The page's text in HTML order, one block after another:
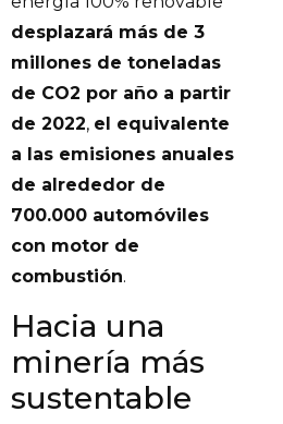
desplazará más de 3
millones de toneladas
de CO2 por año a partir
de 2022, el equivalente
a las emisiones anuales
de alrededor de
700.000 automóviles
con motor de
combustión.
Hacia una
minería más
sustentable